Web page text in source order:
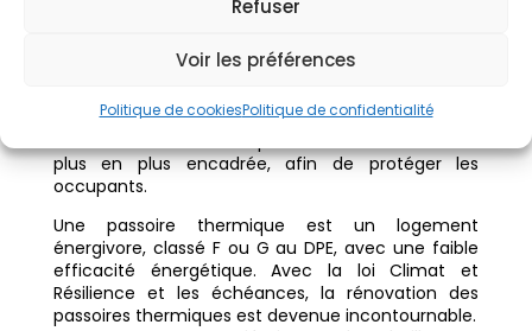
Refuser
Voir les préférences
Politique de cookiesPolitique de confidentialité
énergivore signifie souvent des factures élevées,
de vie. La rénovation énergétique des logements
minimum de confort thermique.
plus en plus encadrée, afin de protéger les
occupants.
Une passoire thermique est un logement
énergivore, classé F ou G au DPE, avec une faible
efficacité énergétique. Avec la loi Climat et
Résilience et les échéances, la rénovation des
passoires thermiques est devenue incontournable.